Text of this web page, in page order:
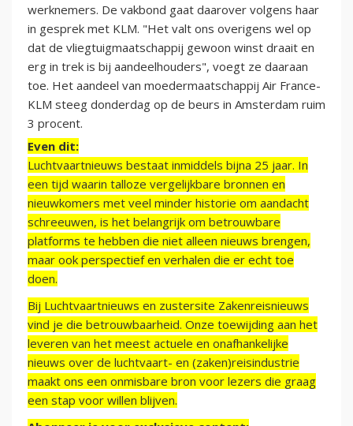
werknemers. De vakbond gaat daarover volgens haar
in gesprek met KLM. "Het valt ons overigens wel op
dat de vliegtuigmaatschappij gewoon winst draait en
erg in trek is bij aandeelhouders", voegt ze daaraan
toe. Het aandeel van moedermaatschappij Air France-
KLM steeg donderdag op de beurs in Amsterdam ruim
3 procent.
Even dit:
Luchtvaartnieuws bestaat inmiddels bijna 25 jaar. In
een tijd waarin talloze vergelijkbare bronnen en
nieuwkomers met veel minder historie om aandacht
schreeuwen, is het belangrijk om betrouwbare
platforms te hebben die niet alleen nieuws brengen,
maar ook perspectief en verhalen die er echt toe
doen.
Bij Luchtvaartnieuws en zustersite Zakenreisnieuws
vind je die betrouwbaarheid. Onze toewijding aan het
leveren van het meest actuele en onafhankelijke
nieuws over de luchtvaart- en (zaken)reisindustrie
maakt ons een onmisbare bron voor lezers die graag
een stap voor willen blijven.